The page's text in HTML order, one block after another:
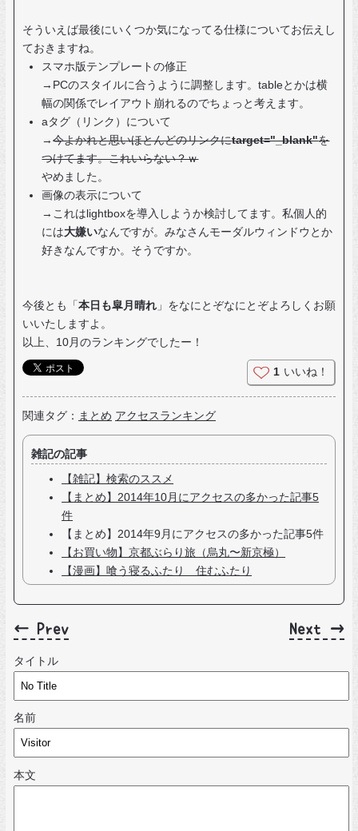
そういえば最後にいくつか気になってる仕様についてお伝えし
ておきますね。
スマホ版テンプレートの修正
→PCのスタイルに合うように調整します。tableとかは横
幅の関係でレイアウト崩れるのでちょっと考えます。
aタグ（リンク）について
→今よかれと思いほとんどのリンクにtarget="_blank"を
つけてます。これいらない？ｗ
やめました。
画像の表示について
→これはlightboxを導入しようか検討してます。私個人的
には大嫌いなんですが。みなさんモーダルウィンドウとか
好きなんですか。そうですか。
今後とも「本日も皐月晴れ 」をなにとぞなにとぞよろしくお願
いいたしますよ。
以上、10月のランキングでしたー！
1 いいね！
関連タグ： まとめ アクセスランキング
雑記の記事
【雑記】検索のススメ
【まとめ】2014年10月にアクセスの多かった記事5
件
【まとめ】2014年9月にアクセスの多かった記事5件
【お買い物】京都ぶらり旅（烏丸〜新京極）
【漫画】喰う寝るふたり 住むふたり
← Prev Next →
タイトル
名前
本文